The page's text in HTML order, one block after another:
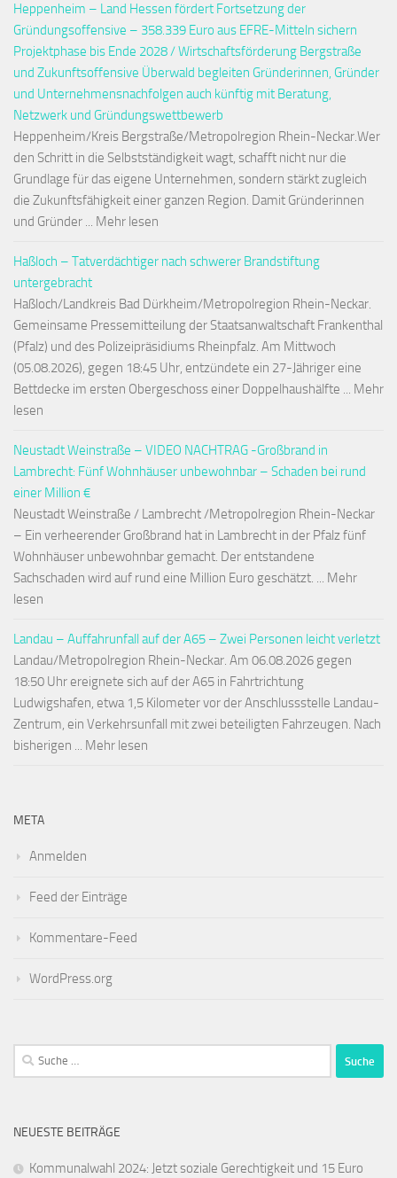
Heppenheim – Land Hessen fördert Fortsetzung der
Gründungsoffensive – 358.339 Euro aus EFRE-Mitteln sichern
Projektphase bis Ende 2028 / Wirtschaftsförderung Bergstraße
und Zukunftsoffensive Überwald begleiten Gründerinnen, Gründer
und Unternehmensnachfolgen auch künftig mit Beratung,
Netzwerk und Gründungswettbewerb
Heppenheim/Kreis Bergstraße/Metropolregion Rhein-Neckar.Wer
den Schritt in die Selbstständigkeit wagt, schafft nicht nur die
Grundlage für das eigene Unternehmen, sondern stärkt zugleich
die Zukunftsfähigkeit einer ganzen Region. Damit Gründerinnen
und Gründer ... Mehr lesen
Haßloch – Tatverdächtiger nach schwerer Brandstiftung
untergebracht
Haßloch/Landkreis Bad Dürkheim/Metropolregion Rhein-Neckar.
Gemeinsame Pressemitteilung der Staatsanwaltschaft Frankenthal
(Pfalz) und des Polizeipräsidiums Rheinpfalz. Am Mittwoch
(05.08.2026), gegen 18:45 Uhr, entzündete ein 27-Jähriger eine
Bettdecke im ersten Obergeschoss einer Doppelhaushälfte ... Mehr
lesen
Neustadt Weinstraße – VIDEO NACHTRAG -Großbrand in
Lambrecht: Fünf Wohnhäuser unbewohnbar – Schaden bei rund
einer Million €
Neustadt Weinstraße / Lambrecht /Metropolregion Rhein-Neckar
– Ein verheerender Großbrand hat in Lambrecht in der Pfalz fünf
Wohnhäuser unbewohnbar gemacht. Der entstandene
Sachschaden wird auf rund eine Million Euro geschätzt. ... Mehr
lesen
Landau – Auffahrunfall auf der A65 – Zwei Personen leicht verletzt
Landau/Metropolregion Rhein-Neckar. Am 06.08.2026 gegen
18:50 Uhr ereignete sich auf der A65 in Fahrtrichtung
Ludwigshafen, etwa 1,5 Kilometer vor der Anschlussstelle Landau-
Zentrum, ein Verkehrsunfall mit zwei beteiligten Fahrzeugen. Nach
bisherigen ... Mehr lesen
META
Anmelden
Feed der Einträge
Kommentare-Feed
WordPress.org
Suche
nach:
NEUESTE BEITRÄGE
Kommunalwahl 2024: Jetzt soziale Gerechtigkeit und 15 Euro